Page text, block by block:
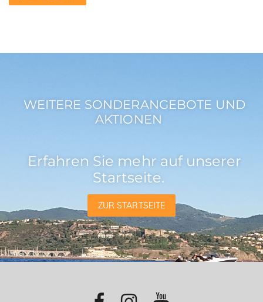
WEITERE SONDERANGEBOTE UND
AKTIONEN
Erfahren Sie mehr auf unserer
Startseite.
ZUR STARTSEITE